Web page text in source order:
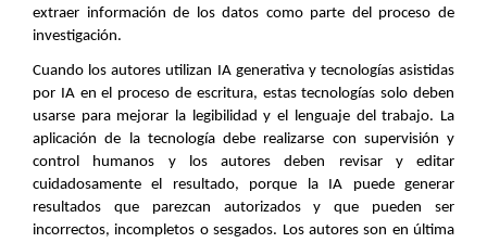
extraer información de los datos como parte del proceso de
investigación.
Cuando los autores utilizan IA generativa y tecnologías asistidas
por IA en el proceso de escritura, estas tecnologías solo deben
usarse para mejorar la legibilidad y el lenguaje del trabajo. La
aplicación de la tecnología debe realizarse con supervisión y
control humanos y los autores deben revisar y editar
cuidadosamente el resultado, porque la IA puede generar
resultados que parezcan autorizados y que pueden ser
incorrectos, incompletos o sesgados. Los autores son en última